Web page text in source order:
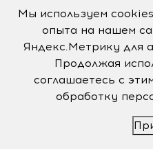
подростков —14%, на
подростков — 2%.
Риск стать
возрастает в
15 лет, он
Мы используем
опыта на нашем
Яндекс.Метрику для
Продолжая
соглашаетесь с
обработку